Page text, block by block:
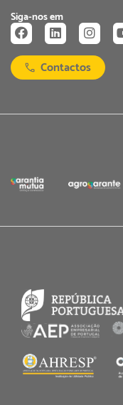
Siga-nos em
Contactos